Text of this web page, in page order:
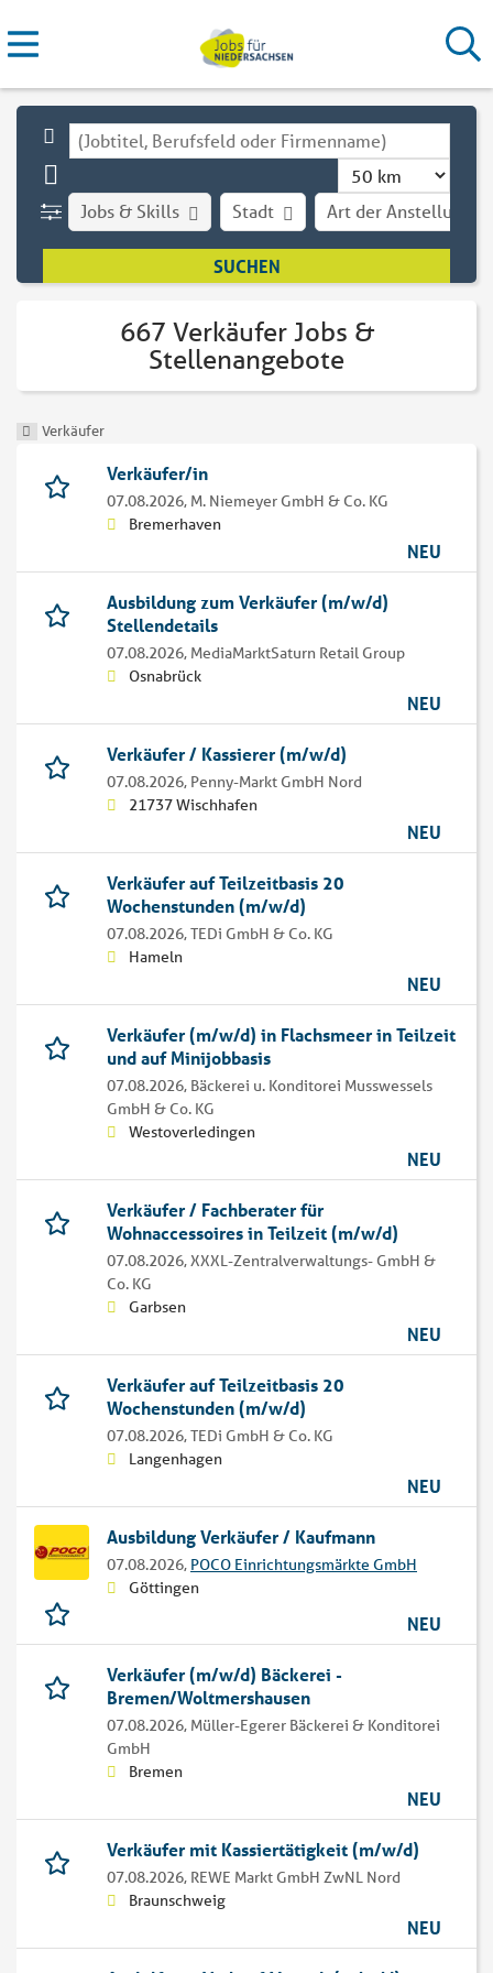
Stadt Art der Anstellung
Jobs & Skills
667 Verkäufer Jobs &
Stellenangebote
Verkäufer
Verkäufer/in
07.08.2026, M. Niemeyer GmbH & Co. KG
Bremerhaven
NEU
Ausbildung zum Verkäufer (m/w/d)
Stellendetails
07.08.2026, MediaMarktSaturn Retail Group
Osnabrück
NEU
Verkäufer / Kassierer (m/w/d)
07.08.2026, Penny-Markt GmbH Nord
21737 Wischhafen
NEU
Verkäufer auf Teilzeitbasis 20
Wochenstunden (m/w/d)
07.08.2026,TEDi GmbH & Co. KG
Hameln
NEU
Verkäufer (m/w/d) in Flachsmeer in Teilzeit
und auf Minijobbasis
07.08.2026, Bäckerei u. Konditorei Musswessels
GmbH & Co. KG
Westoverledingen
NEU
Verkäufer / Fachberater für
Wohnaccessoires in Teilzeit (m/­w/­d)
07.08.2026,XXXL-Zentralverwaltungs- GmbH &
Co. KG
Garbsen
NEU
Verkäufer auf Teilzeitbasis 20
Wochenstunden (m/w/d)
07.08.2026,TEDi GmbH & Co. KG
Langenhagen
NEU
Ausbildung Verkäufer / Kaufmann
07.08.2026, POCO Einrichtungsmärkte GmbH
Göttingen
NEU
Verkäufer (m/w/d) Bäckerei -
Bremen/Woltmershausen
07.08.2026, Müller-Egerer Bäckerei & Konditorei
GmbH
Bremen
NEU
Verkäufer mit Kassiertätigkeit (m/w/d)
07.08.2026, REWE Markt GmbH ZwNL Nord
Braunschweig
NEU